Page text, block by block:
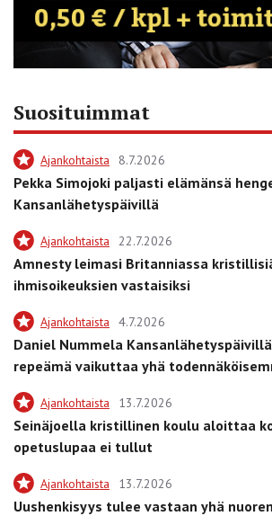
Suosituimmat
Ajankohtaista 8.7.2026
Pekka Simojoki paljasti elämänsä
Kansanlähetyspäivillä
Ajankohtaista 22.7.2026
Amnesty leimasi Britanniassa
ihmisoikeuksien vastaisiksi
Ajankohtaista 4.7.2026
Daniel Nummela
repeämä vaikuttaa yhä
Ajankohtaista 13.7.2026
Seinäjoella kristillinen koulu aloittaa
opetuslupaa ei tullut
Ajankohtaista 13.7.2026
Uushenkisyys tulee vastaan yhä